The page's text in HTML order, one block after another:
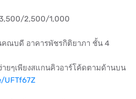
2,500/1,000
คณบดี อาคารพัชรกิติยาภา ชั้น 4
ายๆเพียงสแกนคิวอาร์โค้ดตามด้านบน
UFTf67Z